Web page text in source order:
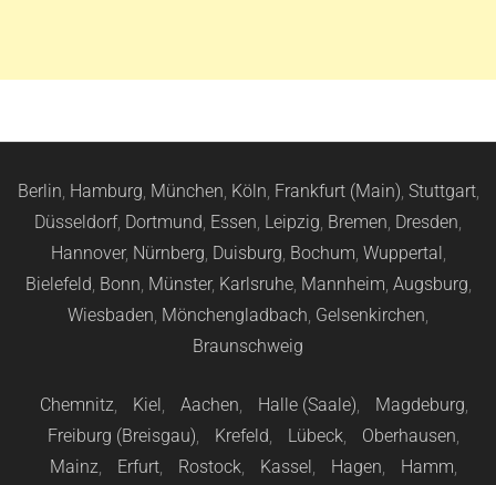
Berlin, Hamburg, München, Köln, Frankfurt (Main), Stuttgart,
Düsseldorf, Dortmund, Essen, Leipzig, Bremen, Dresden,
Hannover, Nürnberg, Duisburg, Bochum, Wuppertal,
Bielefeld, Bonn, Münster, Karlsruhe, Mannheim, Augsburg,
Wiesbaden, Mönchengladbach, Gelsenkirchen,
Braunschweig
Chemnitz, Kiel, Aachen, Halle (Saale), Magdeburg,
Freiburg (Breisgau), Krefeld, Lübeck, Oberhausen,
Mainz, Erfurt, Rostock, Kassel, Hagen, Hamm,